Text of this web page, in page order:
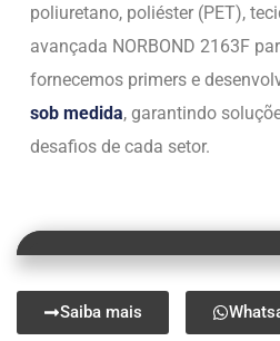
poliuretano, poliéster (PET),
avançada NORBOND 2163F
fornecemos primers e
sob medida, garantindo
desafios de cada setor.
Saiba mais